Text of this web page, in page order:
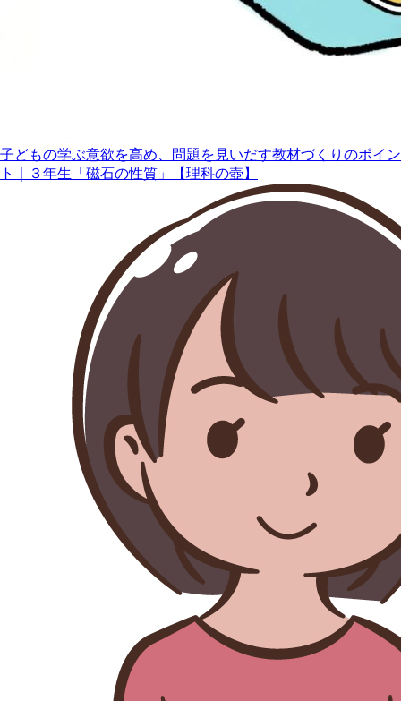
子どもの学ぶ意欲を高め、問題を見いだす教材づくりのポイン
ト｜３年生「磁石の性質」【理科の壺】